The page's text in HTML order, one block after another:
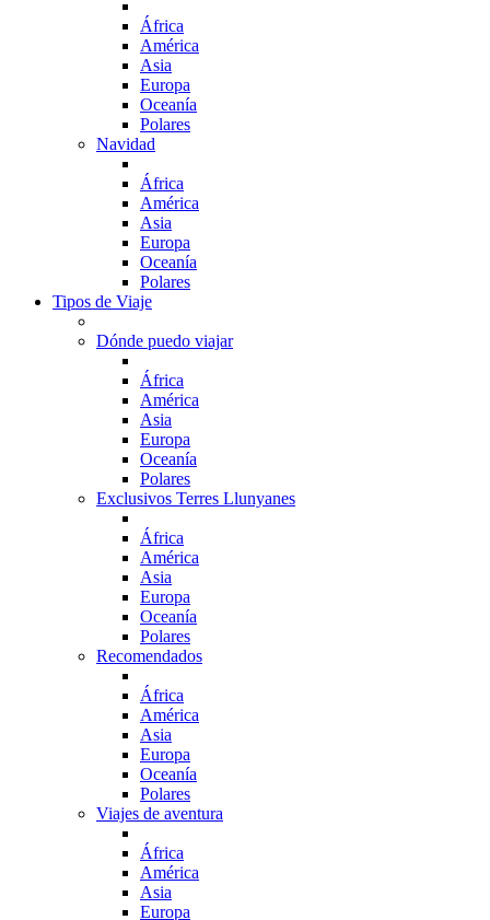
África
América
Asia
Europa
Oceanía
Polares
Navidad
África
América
Asia
Europa
Oceanía
Polares
Tipos de Viaje
Dónde puedo viajar
África
América
Asia
Europa
Oceanía
Polares
Exclusivos Terres Llunyanes
África
América
Asia
Europa
Oceanía
Polares
Recomendados
África
América
Asia
Europa
Oceanía
Polares
Viajes de aventura
África
América
Asia
Europa